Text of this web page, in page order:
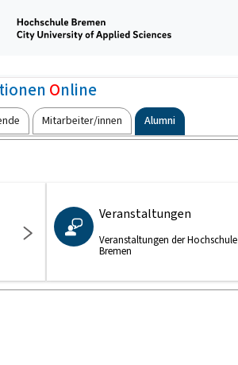
Online
Mitarbeiter/innen Alumni
Veranstaltungen
Veranstaltungen der Hochschule
Bremen